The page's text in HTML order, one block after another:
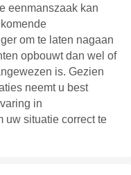
eenmanszaak kan
om te laten nagaan
opbouwt dan wel of
is. Gezien
neemt u best
in
uw situatie correct te